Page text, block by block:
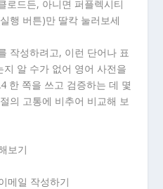
로드든, 아니면 퍼플렉시티
행 버튼)만 딸칵 눌러보세
작성하려고, 이런 단어나 표
알 수가 없어 영어 사전을
한 쪽을 쓰고 검증하는 데 몇
의 고통에 비추어 비교해 보
보기
메일 작성하기